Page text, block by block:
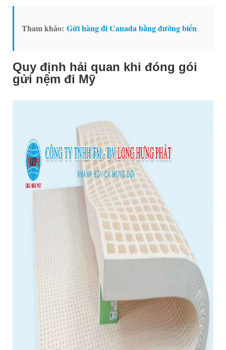
Tham khảo: Gửi hàng đi Canada bằng đường biển
Quy định hải quan khi đóng gói
gửi nệm đi Mỹ